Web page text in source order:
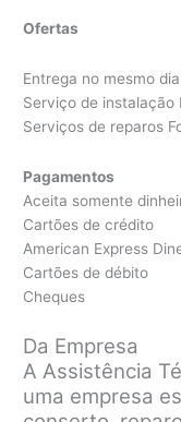
Ofertas
Entrega no mesmo dia
Serviço de instalação
Serviços de reparos
Pagamentos
Aceita somente
Cartões de crédito
American Express
Cartões de débito
Cheques
Da Empresa
A Assistência
uma empresa